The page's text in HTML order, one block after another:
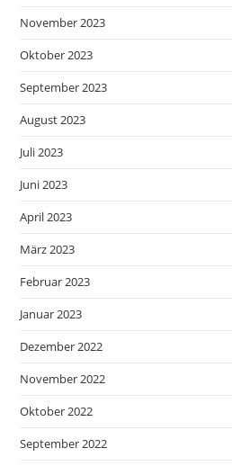
November 2023
Oktober 2023
September 2023
August 2023
Juli 2023
Juni 2023
April 2023
März 2023
Februar 2023
Januar 2023
Dezember 2022
November 2022
Oktober 2022
September 2022